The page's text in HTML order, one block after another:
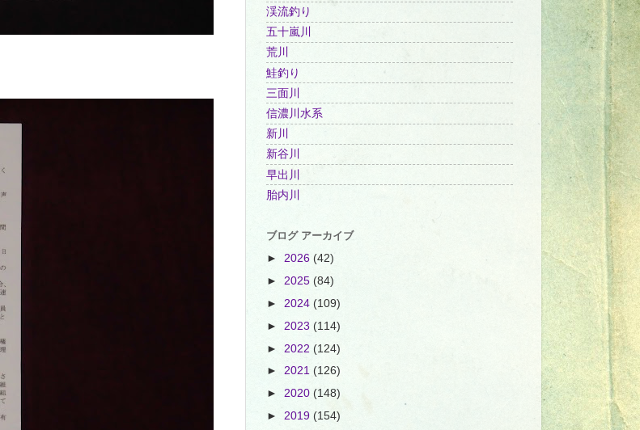
渓流釣り
五十嵐川
荒川
鮭釣り
三面川
信濃川水系
新川
新谷川
早出川
胎内川
ブログ アーカイブ
► 2026 (42)
► 2025 (84)
► 2024 (109)
► 2023 (114)
► 2022 (124)
► 2021 (126)
► 2020 (148)
► 2019 (154)